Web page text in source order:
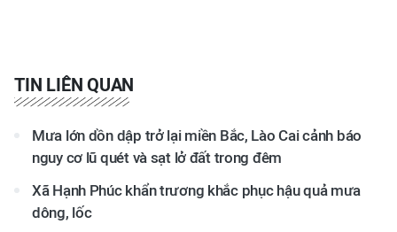
TIN LIÊN QUAN
Mưa lớn dồn dập trở lại miền Bắc, Lào Cai cảnh báo
nguy cơ lũ quét và sạt lở đất trong đêm
Xã Hạnh Phúc khẩn trương khắc phục hậu quả mưa
dông, lốc